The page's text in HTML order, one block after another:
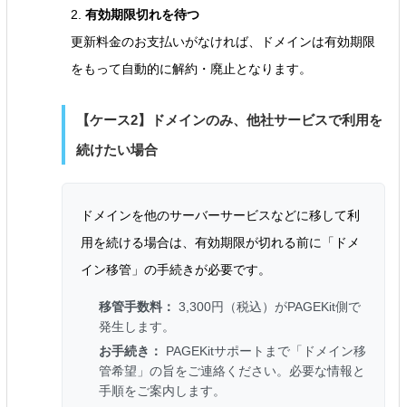
2. 有効期限切れを待つ
更新料金のお支払いがなければ、ドメインは有効期限
をもって自動的に解約・廃止となります。
【ケース2】ドメインのみ、他社サービスで利用を
続けたい場合
ドメインを他のサーバーサービスなどに移して利
用を続ける場合は、有効期限が切れる前に「ドメ
イン移管」の手続きが必要です。
移管手数料： 3,300円（税込）がPAGEKit側で
発生します。
お手続き：
PAGEKitサポートまで「ドメイン移
管希望」の旨をご連絡ください。必要な情報と
手順をご案内します。